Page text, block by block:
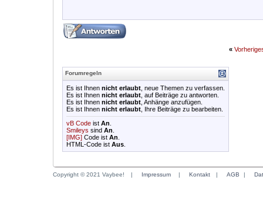
«
Forumregeln
Es ist Ihnen nicht erlaubt , neue Themen zu verfassen.
Es ist Ihnen nicht erlaubt , auf Beiträge zu antworten.
Es ist Ihnen nicht erlaubt , Anhänge anzufügen.
Es ist Ihnen nicht erlaubt , Ihre Beiträge zu bearbeiten.
vB Code ist An
Smileys sind An
[IMG] Code ist An
HTML-Code ist Aus
Copyright © 2021 Vaybee! | Impressum | Kontakt | AGB |